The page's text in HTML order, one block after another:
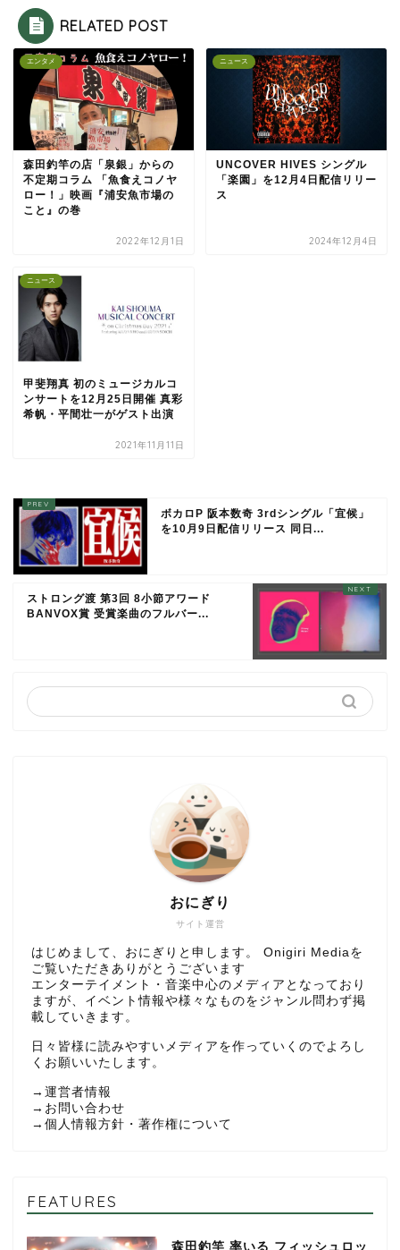
RELATED POST
エンタメ
森田釣竿の店「泉銀」からの
不定期コラム 「魚食えコノヤ
ロー！」映画『浦安魚市場の
こと』の巻
2022年12月1日
ニュース
UNCOVER HIVES シングル
「楽園」を12月4日配信リリー
ス
2024年12月4日
ニュース
甲斐翔真 初のミュージカルコ
ンサートを12月25日開催 真彩
希帆・平間壮一がゲスト出演
2021年11月11日
ボカロP 阪本数奇 3rdシングル「宜候」
を10月9日配信リリース 同日...
ストロング渡 第3回 8小節アワード
BANVOX賞 受賞楽曲のフルバー...
サイト運営
おにぎり
はじめまして、おにぎりと申します。 Onigiri Mediaを
ご覧いただきありがとうございます
エンターテイメント・音楽中心のメディアとなっており
ますが、イベント情報や様々なものをジャンル問わず掲
載していきます。
日々皆様に読みやすいメディアを作っていくのでよろし
くお願いいたします。
→ 運営者情報
→ お問い合わせ
→ 個人情報方針・著作権について
FEATURES
森田釣竿 率いる フィッシュロッ